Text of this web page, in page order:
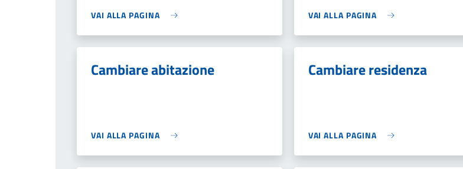
VAI ALLA PAGINA VAI ALLA PAGINA
Cambiare abitazione
VAI ALLA PAGINA
Cambiare residenza
VAI ALLA PAGINA